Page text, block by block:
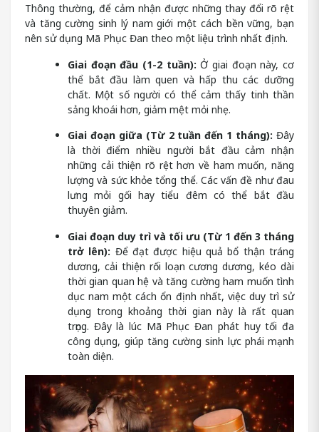
Thông thường, để cảm nhận được những thay đổi rõ rệt
và tăng cường sinh lý nam giới một cách bền vững, bạn
nên sử dụng Mã Phục Đan theo một liệu trình nhất định.
Giai đoạn đầu (1-2 tuần): Ở giai đoạn này, cơ
thể bắt đầu làm quen và hấp thu các dưỡng
chất. Một số người có thể cảm thấy tinh thần
sảng khoái hơn, giảm mệt mỏi nhẹ.
Giai đoạn giữa (Từ 2 tuần đến 1 tháng): Đây
là thời điểm nhiều người bắt đầu cảm nhận
những cải thiện rõ rệt hơn về ham muốn, năng
lượng và sức khỏe tổng thể. Các vấn đề như đau
lưng mỏi gối hay tiểu đêm có thể bắt đầu
thuyên giảm.
Giai đoạn duy trì và tối ưu (Từ 1 đến 3 tháng
trở lên): Để đạt được hiệu quả bổ thận tráng
dương, cải thiện rối loạn cương dương, kéo dài
thời gian quan hệ và tăng cường ham muốn tình
dục nam một cách ổn định nhất, việc duy trì sử
dụng trong khoảng thời gian này là rất quan
trọng. Đây là lúc Mã Phục Đan phát huy tối đa
công dụng, giúp tăng cường sinh lực phái mạnh
toàn diện.